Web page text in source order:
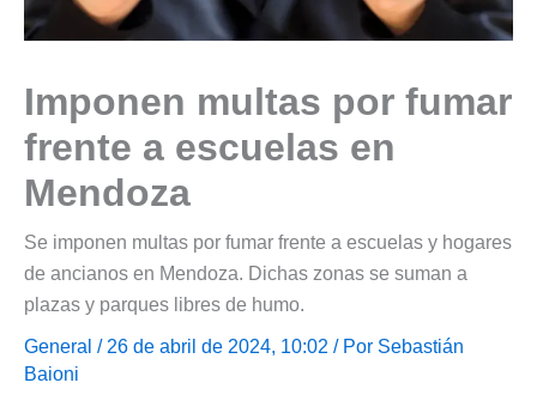
Imponen multas por fumar
frente a escuelas en
Mendoza
Se imponen multas por fumar frente a escuelas y hogares
de ancianos en Mendoza. Dichas zonas se suman a
plazas y parques libres de humo.
General / 26 de abril de 2024, 10:02 / Por Sebastián
Baioni